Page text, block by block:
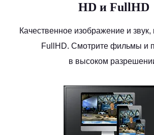
HD и FullHD
Качественное изображение и
FullHD. Смотрите фильмы и
в высоком